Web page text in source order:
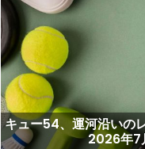
キュー54、運河沿いの
2026年7